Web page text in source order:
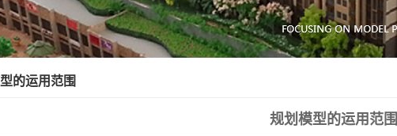
的运用范围
规划模型的运用范围